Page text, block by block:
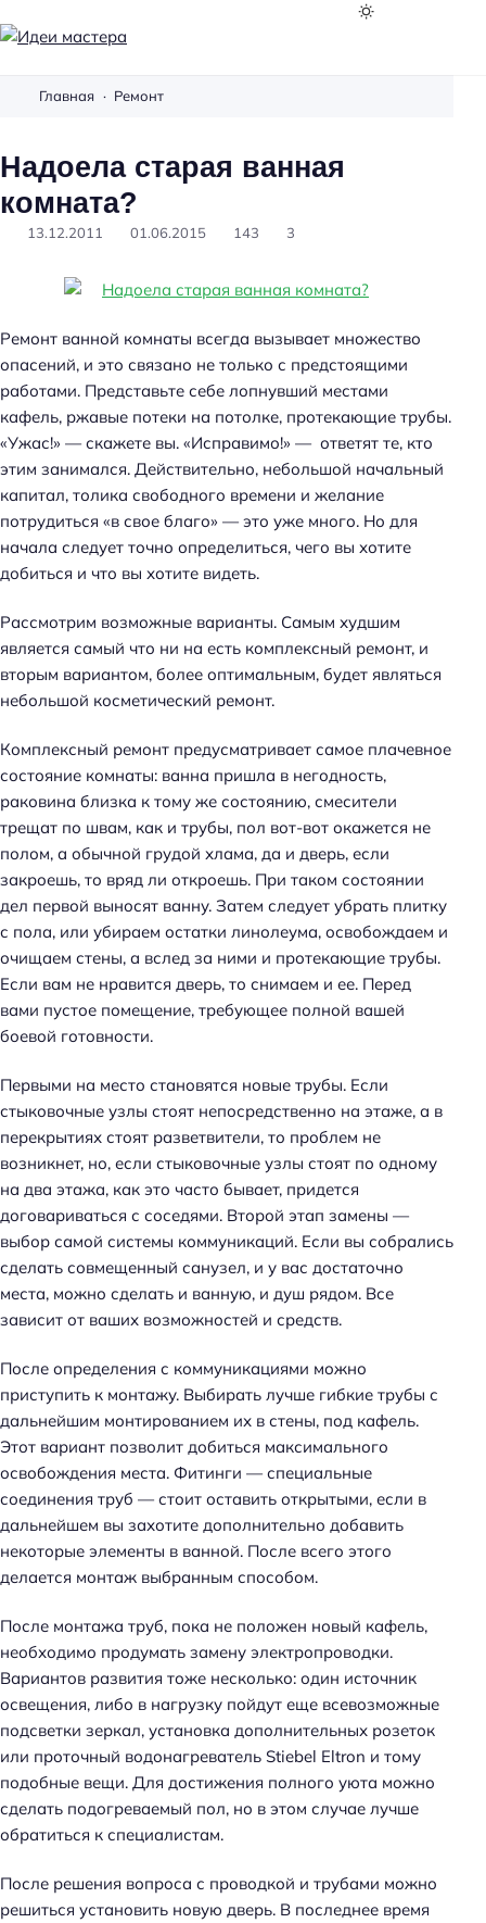
м
а
с
Главная Ремонт
Надоела старая ванная
комната?
13.12.2011 01.06.2015 143 3
Ремонт ванной комнаты всегда вызывает множество
опасений, и это связано не только с предстоящими
работами. Представьте себе лопнувший местами
кафель, ржавые потеки на потолке, протекающие трубы.
«Ужас!» — скажете вы. «Исправимо!» — ответят те, кто
этим занимался. Действительно, небольшой начальный
капитал, толика свободного времени и желание
потрудиться «в свое благо» — это уже много. Но для
начала следует точно определиться, чего вы хотите
добиться и что вы хотите видеть.
Рассмотрим возможные варианты. Самым худшим
является самый что ни на есть комплексный ремонт, и
вторым вариантом, более оптимальным, будет являться
небольшой косметический ремонт.
Комплексный ремонт предусматривает самое плачевное
состояние комнаты: ванна пришла в негодность,
раковина близка к тому же состоянию, смесители
трещат по швам, как и трубы, пол вот-вот окажется не
полом, а обычной грудой хлама, да и дверь, если
закроешь, то вряд ли откроешь. При таком состоянии
дел первой выносят ванну. Затем следует убрать плитку
с пола, или убираем остатки линолеума, освобождаем и
очищаем стены, а вслед за ними и протекающие трубы.
Если вам не нравится дверь, то снимаем и ее. Перед
вами пустое помещение, требующее полной вашей
боевой готовности.
Первыми на место становятся новые трубы. Если
стыковочные узлы стоят непосредственно на этаже, а в
перекрытиях стоят разветвители, то проблем не
возникнет, но, если стыковочные узлы стоят по одному
на два этажа, как это часто бывает, придется
договариваться с соседями. Второй этап замены —
выбор самой системы коммуникаций. Если вы собрались
сделать совмещенный санузел, и у вас достаточно
места, можно сделать и ванную, и душ рядом. Все
зависит от ваших возможностей и средств.
После определения с коммуникациями можно
приступить к монтажу. Выбирать лучше гибкие трубы с
дальнейшим монтированием их в стены, под кафель.
Этот вариант позволит добиться максимального
освобождения места. Фитинги — специальные
соединения труб — стоит оставить открытыми, если в
дальнейшем вы захотите дополнительно добавить
некоторые элементы в ванной. После всего этого
делается монтаж выбранным способом.
После монтажа труб, пока не положен новый кафель,
необходимо продумать замену электропроводки.
Вариантов развития тоже несколько: один источник
освещения, либо в нагрузку пойдут еще всевозможные
подсветки зеркал, установка дополнительных розеток
или проточный водонагреватель Stiebel Eltron и тому
подобные вещи. Для достижения полного уюта можно
сделать подогреваемый пол, но в этом случае лучше
обратиться к специалистам.
После решения вопроса с проводкой и трубами можно
решиться установить новую дверь. В последнее время